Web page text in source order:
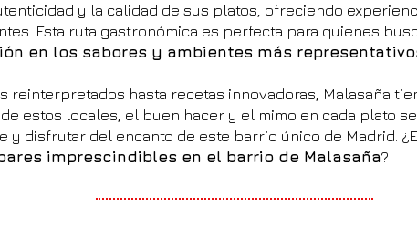
y la calidad de sus platos, ofreciendo
Esta ruta gastronómica es perfecta para quienes
en los sabores y ambientes más
reinterpretados hasta recetas innovadoras, Malasaña
de estos locales, el buen hacer y el mimo en cada plato
y disfrutar del encanto de este barrio único de Madrid.
imprescindibles en el barrio de Malasaña?